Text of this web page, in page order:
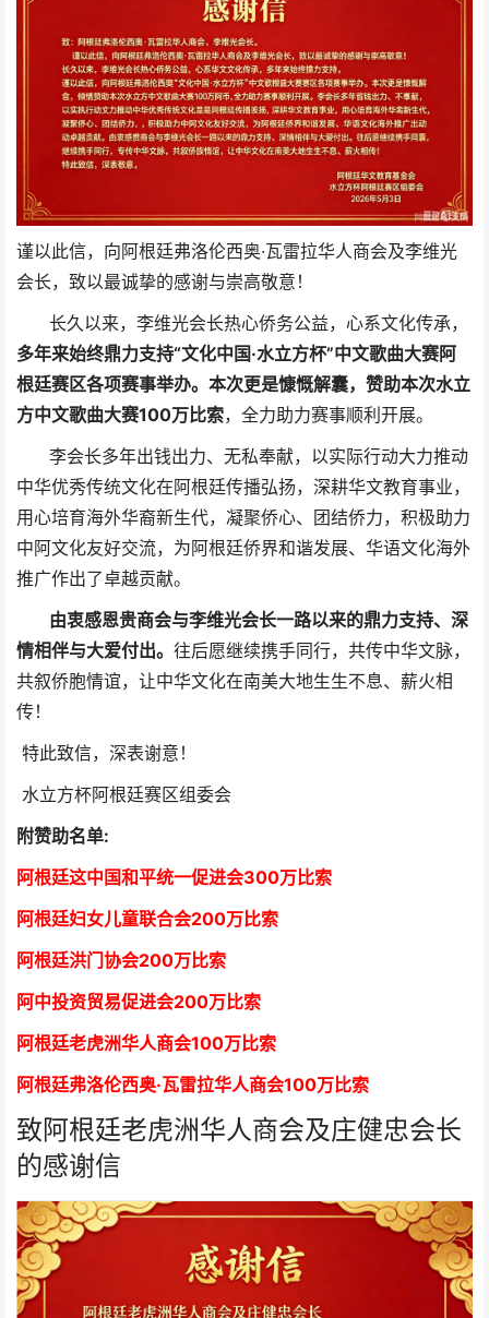
谨以此信，向阿根廷弗洛伦西奥·瓦雷拉华人商会及李维光
会长，致以最诚挚的感谢与崇高敬意！
长久以来，李维光会长热心侨务公益，心系文化传承，
多年来始终鼎力支持“文化中国·水立方杯”中文歌曲大赛阿
根廷赛区各项赛事举办。本次更是慷慨解囊，赞助本次水立
方中文歌曲大赛100万比索，全力助力赛事顺利开展。
李会长多年出钱出力、无私奉献，以实际行动大力推动
中华优秀传统文化在阿根廷传播弘扬，深耕华文教育事业，
用心培育海外华裔新生代，凝聚侨心、团结侨力，积极助力
中阿文化友好交流，为阿根廷侨界和谐发展、华语文化海外
推广作出了卓越贡献。
由衷感恩贵商会与李维光会长一路以来的鼎力支持、深
情相伴与大爱付出。 往后愿继续携手同行，共传中华文脉，
共叙侨胞情谊，让中华文化在南美大地生生不息、薪火相
传！
特此致信，深表谢意！
水立方杯阿根廷赛区组委会
附赞助名单:
阿根廷这中国和平统一促进会300万比索
阿根廷妇女儿童联合会200万比索
阿根廷洪门协会200万比索
阿中投资贸易促进会200万比索
阿根廷老虎洲华人商会100万比索
阿根廷弗洛伦西奥·瓦雷拉华人商会100万比索
致阿根廷老虎洲华人商会及庄健忠会长
的感谢信